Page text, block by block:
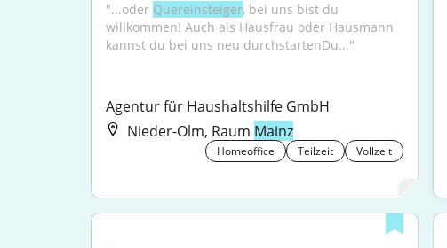
"...oder Quereinsteiger, bei uns bist du
willkommen! Auch als Hausfrau oder Hausmann
kannst du bei uns neu durchstartenDu..."
Agentur für Haushaltshilfe GmbH
Nieder-Olm, Raum Mainz
Homeoffice Teilzeit Vollzeit